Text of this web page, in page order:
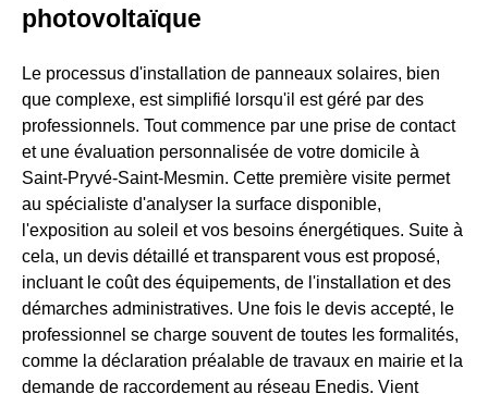
photovoltaïque
Le processus d'installation de panneaux solaires, bien
que complexe, est simplifié lorsqu'il est géré par des
professionnels. Tout commence par une prise de contact
et une évaluation personnalisée de votre domicile à
Saint-Pryvé-Saint-Mesmin. Cette première visite permet
au spécialiste d'analyser la surface disponible,
l'exposition au soleil et vos besoins énergétiques. Suite à
cela, un devis détaillé et transparent vous est proposé,
incluant le coût des équipements, de l'installation et des
démarches administratives. Une fois le devis accepté, le
professionnel se charge souvent de toutes les formalités,
comme la déclaration préalable de travaux en mairie et la
demande de raccordement au réseau Enedis. Vient